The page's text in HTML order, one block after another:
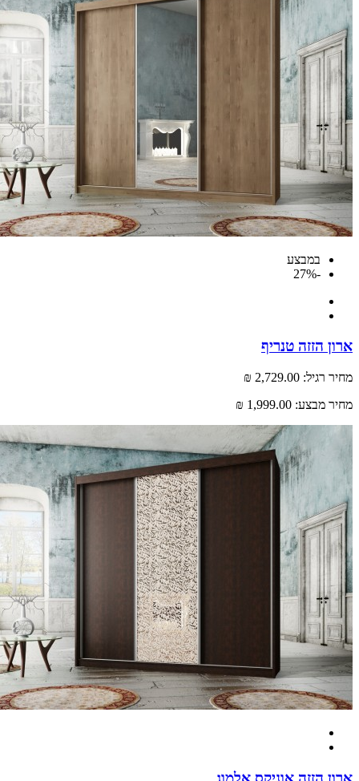
במבצע
הזזה טנריף
רגיל: 2,729.00 ₪
מבצע: 1,999.00 ₪